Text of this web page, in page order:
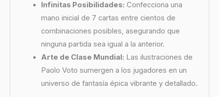
Infinitas Posibilidades: Confecciona una
mano inicial de 7 cartas entre cientos de
combinaciones posibles, asegurando que
ninguna partida sea igual a la anterior.
Arte de Clase Mundial: Las ilustraciones de
Paolo Voto sumergen a los jugadores en un
universo de fantasía épica vibrante y detallado.